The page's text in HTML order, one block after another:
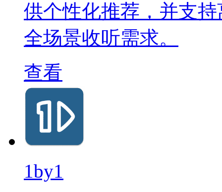
供个性化推荐，并支
全场景收听需求。
查看
1by1